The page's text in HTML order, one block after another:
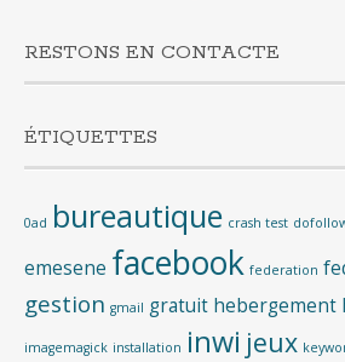
RESTONS EN CONTACTE
ÉTIQUETTES
0ad bureautique crash test
emesene facebook federation
gestion gmail gratuit hebergement
imagemagick installation inwi jeux